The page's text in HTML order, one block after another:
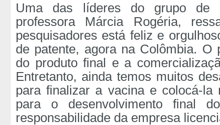
Uma das líderes do grupo de
professora Márcia Rogéria,
pesquisadores está feliz e
de patente, agora na Colômbia. O
do produto final e a
Entretanto, ainda temos muitos
para finalizar a vacina e colocá-la
para o desenvolvimento final
responsabilidade da empresa